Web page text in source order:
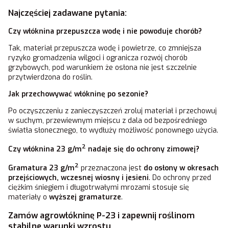
Najczęściej zadawane pytania:
Czy włóknina przepuszcza wodę i nie powoduje chorób?
Tak, materiał przepuszcza wodę i powietrze, co zmniejsza
ryzyko gromadzenia wilgoci i ogranicza rozwój chorób
grzybowych, pod warunkiem że osłona nie jest szczelnie
przytwierdzona do roślin.
Jak przechowywać włókninę po sezonie?
Po oczyszczeniu z zanieczyszczeń zroluj materiał i przechowuj
w suchym, przewiewnym miejscu z dala od bezpośredniego
światła słonecznego, to wydłuży możliwość ponownego użycia.
Czy włóknina 23 g/m2 nadaje się do ochrony zimowej?
Gramatura 23 g/m2 przeznaczona jest do osłony w okresach
przejściowych, wczesnej wiosny i jesieni. Do ochrony przed
ciężkim śniegiem i długotrwałymi mrozami stosuje się
materiały o wyższej gramaturze.
Zamów agrowłókninę P-23 i zapewnij roślinom